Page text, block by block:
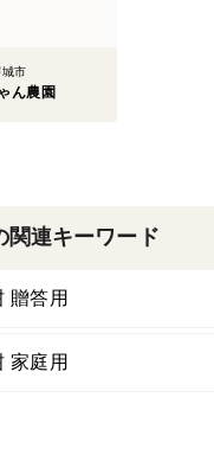
市
ん農園
関連キーワード
贈答用
家庭用